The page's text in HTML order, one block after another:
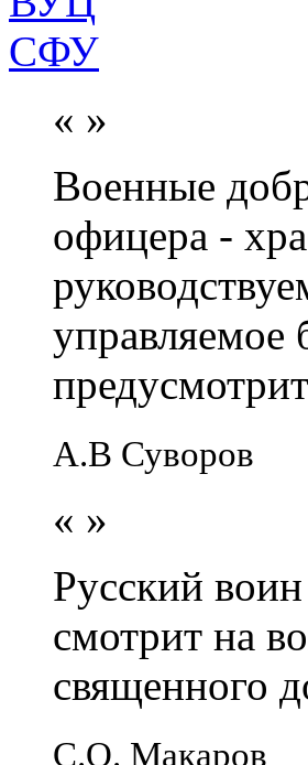
« »
Военные
офицера -
управляемое
А.В Суворов
« »
Русский
смотрит на
священного
С.О. Макаров